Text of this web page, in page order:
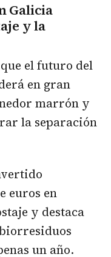
Galicia
y la
el futuro del
en gran
marrón y
la separación
euros en
y destaca
un año.